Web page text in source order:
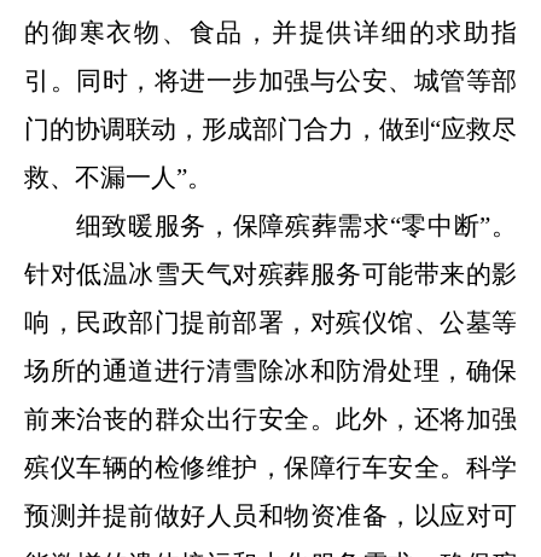
的御寒衣物、食品，并提供详细的求助指
引。同时，将进一步加强与公安、城管等部
门的协调联动，形成部门合力，做到 “应救尽
救、不漏一人”。
细致暖服务，保障殡葬需求“零中断”。
针对低温冰雪天气对殡葬服务可能带来的影
响，民政部门提前部署，对殡仪馆、公墓等
场所的通道进行清雪除冰和防滑处理，确保
前来治丧的群众出行安全。此外，还将加强
殡仪车辆的检修维护，保障行车安全。科学
预测并提前做好人员和物资准备，以应对可